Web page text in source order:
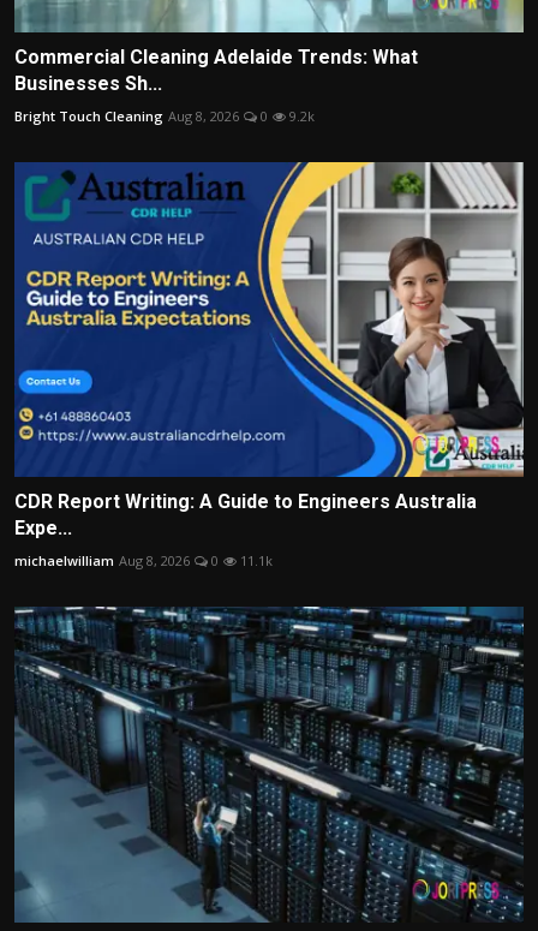
Commercial Cleaning Adelaide Trends: What
Businesses Sh...
Bright Touch Cleaning Aug 8, 2026 0 9.2k
CDR Report Writing: A Guide to Engineers Australia
Expe...
michaelwilliam Aug 8, 2026 0 11.1k